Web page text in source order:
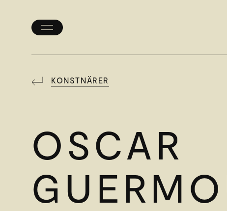
Öppna/stäng
KONSTNÄRER
OSCAR